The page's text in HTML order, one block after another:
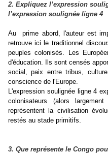
2. Expliquez l’expression
l’expression soulignée ligne 4
Au prime abord, l'auteur est
retrouve ici le traditionnel
peuples colonisés. Les
d'éducation. Ils sont censés
social, paix entre tribus,
conscience de l'Europe.
L'expression soulignée ligne 4
colonisateurs (alors
représentent la civilisation
restés au stade primitifs
3. Que représente le Congo